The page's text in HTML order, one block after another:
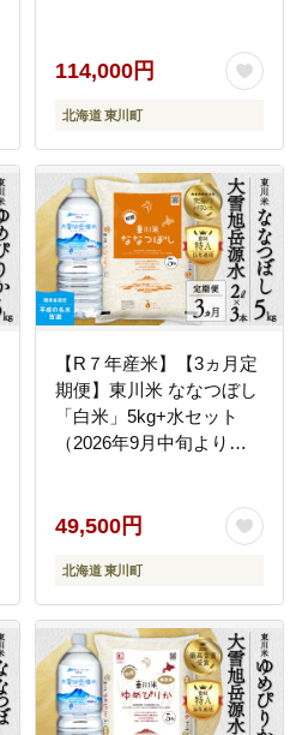
114,000円
北海道 東川町
【R７年産米】【3ヵ月定
期便】東川米 ななつぼし
「白米」5kg+水セット
（2026年9月中旬より発
49,500円
北海道 東川町